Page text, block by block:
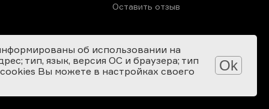
Оставить отзыв
об использовании на
тип, язык, версия ОС и браузера; тип
Вы можете в настройках своего
Ok